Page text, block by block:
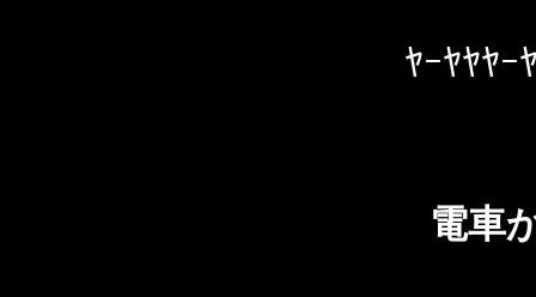
ﾔｰﾔﾔﾔｰ
電車